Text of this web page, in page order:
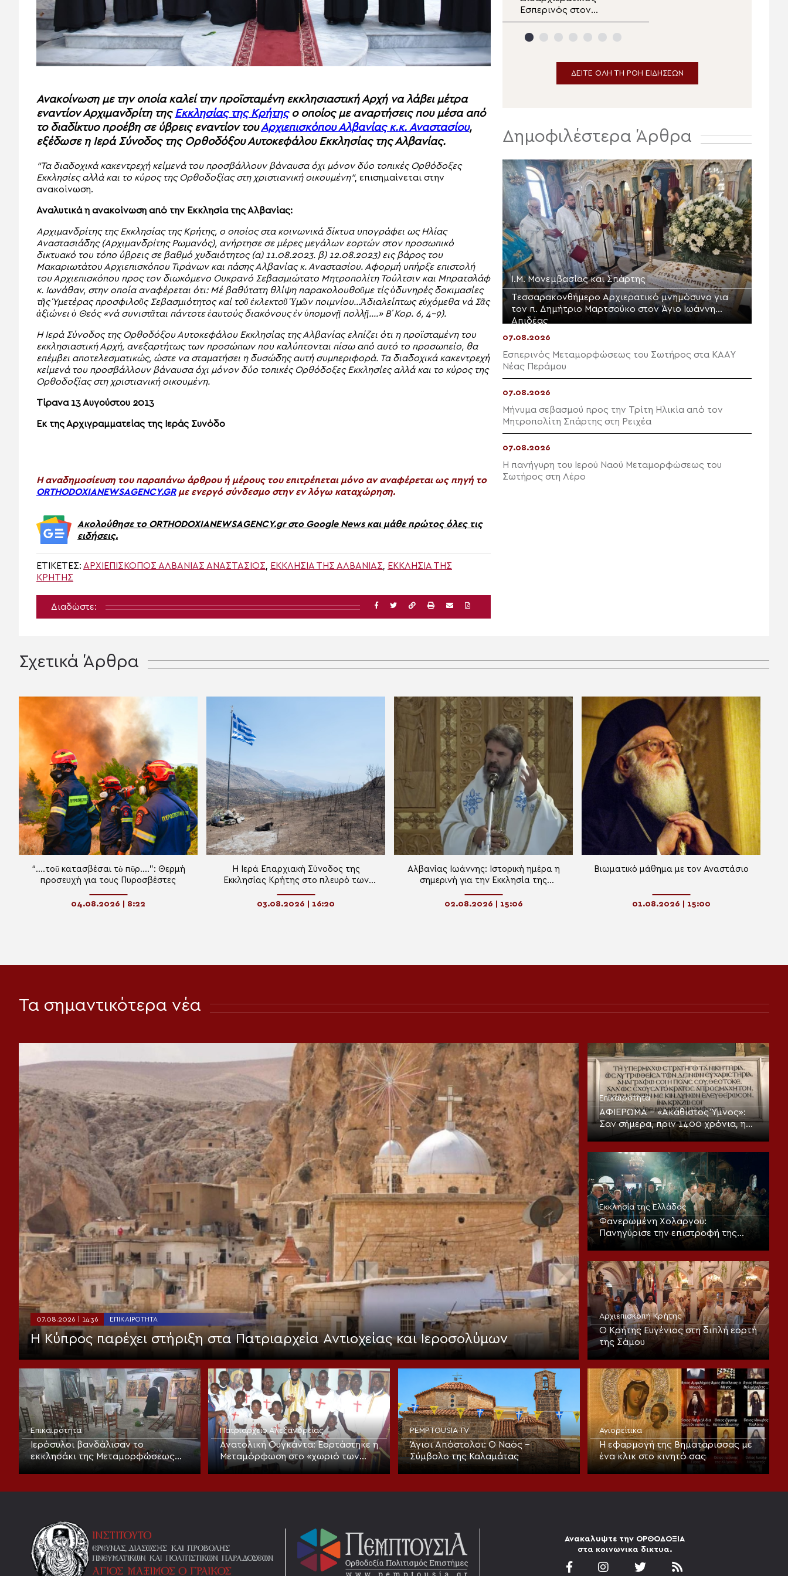
Ανακοίνωση με την οποία καλεί την προϊσταμένη εκκλησιαστική Αρχή να λάβει μέτρα
εναντίον Αρχιμανδρίτη της Εκκλησίας της Κρήτηςο οποίος με αναρτήσεις που μέσα από
το διαδίκτυο προέβη σε ύβρεις εναντίον τουΑρχιεπισκόπου Αλβανίας κ.κ. Αναστασίου,
εξέδωσε η Ιερά Σύνοδος της Ορθοδόξου Αυτοκεφάλου Εκκλησίας της Αλβανίας.
“Τα διαδοχικά κακεντρεχή κείμενά του προσβάλλουν βάναυσα όχι μόνον δύο τοπικές Ορθόδοξες
Εκκλησίες αλλά και το κύρος της Ορθοδοξίας στη χριστιανική oικουμένη”, επισημαίνεται στην
ανακοίνωση.
Αναλυτικά η ανακοίνωση από την Εκκλησία της Αλβανίας:
Αρχιμανδρίτης της Εκκλησίας της Κρήτης, ο οποίος στα κοινωνικά δίκτυα υπογράφει ως Ηλίας
Αναστασιάδης (Αρχιμανδρίτης Ρωμανός), ανήρτησε σε μέρες μεγάλων εορτών στον προσωπικό
δικτυακό του τόπο ύβρεις σε βαθμό χυδαιότητος (α) 11.08.2023. β) 12.08.2023) εις βάρος του
Mακαριωτάτου Αρχιεπισκόπου Τιράνων και πάσης Αλβανίας κ. Αναστασίου. Αφορμή υπήρξε επιστολή
του Αρχιεπισκόπου προς τον διωκόμενο Ουκρανό Σεβασμιώτατο Μητροπολίτη Τούλτσιν και Μπρατσλάφ
κ. Ιωνάθαν, στην οποία αναφέρεται ότι: Μέ βαθύτατη θλίψη παρακολουθοῦμε τίς ὀδυνηρές δοκιμασίες
τῆς Ύμετέρας προσφιλοῦς Σεβασμιότητος καί τοῦ ἐκλεκτοῦ Ὑμῶν ποιμνίου…Ἀδιαλείπτως εὐχόμεθα νά Σᾶς
ἀξιώνει ὁ Θεός «νά συνιστᾶται πάντοτε ἑαυτούς διακόνους ἐν ὑπομονῇ πολλῇ….» Β΄Κορ. 6, 4-9).
Η Ιερά Σύνοδος της Ορθοδόξου Αυτοκεφάλου Εκκλησίας της Αλβανίας ελπίζει ότι η προϊσταμένη του
εκκλησιαστική Αρχή, ανεξαρτήτως των προσώπων που καλύπτονται πίσω από αυτό το προσωπείο, θα
επέμβει αποτελεσματικώς, ώστε να σταματήσει η δυσώδης αυτή συμπεριφορά. Τα διαδοχικά κακεντρεχή
κείμενά του προσβάλλουν βάναυσα όχι μόνον δύο τοπικές Ορθόδοξες Εκκλησίες αλλά και το κύρος της
Ορθοδοξίας στη χριστιανική oικουμένη.
Τίρανα 13 Αυγούστου 2013
Εκ της Αρχιγραμματείας της Ιεράς Συνόδο
H αναδημοσίευση του παραπάνω άρθρου ή μέρους του επιτρέπεται μόνο αν αναφέρεται ως πηγή το
ORTHODOXIANEWSAGENCY.GRμε ενεργό σύνδεσμο στην εν λόγω καταχώρηση.
Ακολούθησε το ORTHODOXIANEWSAGENCY.gr στο Google News και μάθε πρώτος όλες τις
ειδήσεις.
ΕΤΙΚΈΤΕΣ: ΑΡΧΙΕΠΊΣΚΟΠΟΣ ΑΛΒΑΝΊΑΣ ΑΝΑΣΤΆΣΙΟΣ, ΕΚΚΛΗΣΊΑ ΤΗΣ ΑΛΒΑΝΊΑΣ, ΕΚΚΛΗΣΊΑ ΤΗΣ
ΚΡΉΤΗΣ
Διαδώστε:
διπλή εορτή της Σάμου
Εσπερινός στον
πανηγυρίζοντα
Μητροπολιτικό Ναό της
ΔΕΙΤΕ ΟΛΗ ΤΗ ΡΟΗ ΕΙΔΗΣΕΩΝ
Δημοφιλέστερα Άρθρα
Ι.Μ. Μονεμβασίας και Σπάρτης
Τεσσαρακονθήμερο Αρχιερατικό μνημόσυνο για
τον π. Δημήτριο Μαρτσούκο στον Άγιο Ιωάννη
Απιδέας
07.08.2026
Εσπερινός Μεταμορφώσεως του Σωτήρος στα ΚΑΑΥ
Νέας Περάμου
07.08.2026
Μήνυμα σεβασμού προς την Τρίτη Ηλικία από τον
Μητροπολίτη Σπάρτης στη Ρειχέα
07.08.2026
Η πανήγυρη του Ιερού Ναού Μεταμορφώσεως του
Σωτήρος στη Λέρο
Σχετικά Άρθρα
“….τοῦ κατασβέσαι τὸ πῦρ….”: Θερμή
προσευχή για τους Πυροσβέστες
04.08.2026 | 8:22
Η Ιερά Επαρχιακή Σύνοδος της
Εκκλησίας Κρήτης στο πλευρό των
έμπρακτη στήριξη
03.08.2026 | 16:20
Αλβανίας Ιωάννης: Ιστορική ημέρα η
σημερινή για την Εκκλησία της
02.08.2026 | 15:06
Βιωματικό μάθημα με τον Αναστάσιο
01.08.2026 | 15:00
Τα σημαντικότερα νέα
07.08.2026 | 14:36 ΕΠΙΚΑΙΡΌΤΗΤΑ
Η Κύπρος παρέχει στήριξη στα Πατριαρχεία Αντιοχείας και Ιεροσολύμων
Επικαιρότητα
ΑΦΙΕΡΩΜΑ – «Ακάθιστος Ύμνος»:
Σαν σήμερα, πριν 1400 χρόνια, η
πρώτη ψαλμώδηση της
Εκκλησίας
Εκκλησία της Ελλάδος
Φανερωμένη Χολαργού:
Πανηγύρισε την επιστροφή της
παλαιάς ιεράς Λειψανοθήκης –
Επισκόπου Χριστουπόλεως
Αρχιεπισκοπή Κρήτης
Ο Κρήτης Ευγένιος στη διπλή εορτή
της Σάμου
Επικαιρότητα
Ιερόσυλοι βανδάλισαν το
εκκλησάκι της Μεταμορφώσεως
Πατριαρχείο Αλεξανδρείας
Ανατολική Ουγκάντα: Εορτάστηκε η
Μεταμόρφωση στο «χωριό των
Λαρισαίων» με νέα ομαδική
PEMPTOUSIA TV
Άγιοι Απόστολοι: Ο Ναός –
Σύμβολο της Καλαμάτας
Αγιορείτικα
Η εφαρμογή της Βηματάρισσας με
ένα κλικ στο κινητό σας
Ανακαλυψτε την ΟΡΘΟΔΟΞΙΑ
στα κοινωνικα δικτυα.